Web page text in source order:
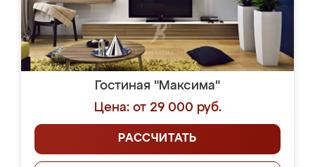
Гостиная "Максима"
Цена: от 29 000 руб.
РАССЧИТАТЬ